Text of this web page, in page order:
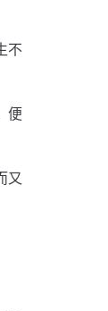
不
便
又